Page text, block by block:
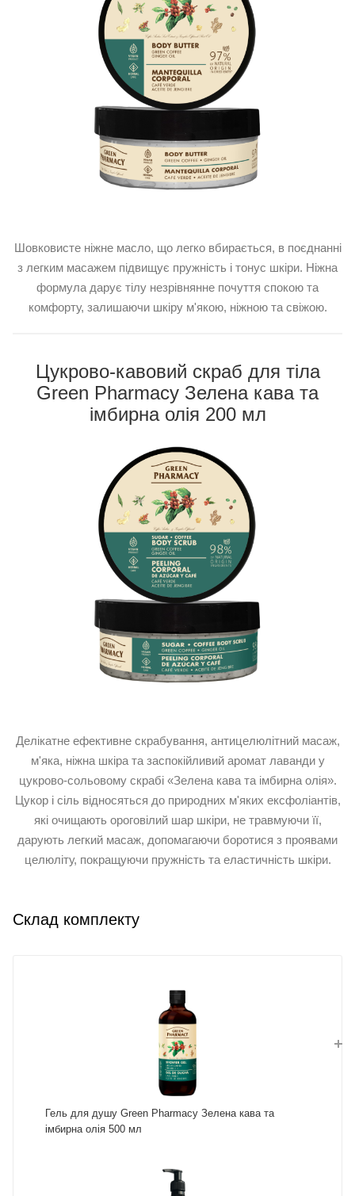
Шовковисте ніжне масло, що легко вбирається, в поєднанні
з легким масажем підвищує пружність і тонус шкіри. Ніжна
формула дарує тілу незрівнянне почуття спокою та
комфорту, залишаючи шкіру м'якою, ніжною та свіжою.
Цукрово-кавовий скраб для тіла
Green Pharmacy Зелена кава та
імбирна олія 200 мл
Делікатне ефективне скрабування, антицелюлітний масаж,
м'яка, ніжна шкіра та заспокійливий аромат лаванди у
цукрово-сольовому скрабі «Зелена кава та імбирна олія».
Цукор і сіль відносяться до природних м'яких ексфоліантів,
які очищають ороговілий шар шкіри, не травмуючи її,
дарують легкий масаж, допомагаючи боротися з проявами
целюліту, покращуючи пружність та еластичність шкіри.
Склад комплекту
Гель для душу Green Pharmacy Зелена кава та
імбирна олія 500 мл